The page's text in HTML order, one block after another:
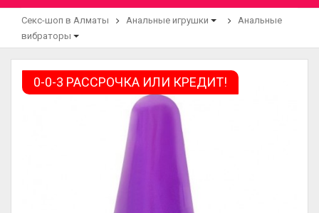
Секс-шоп в Алматы Анальные игрушки
Анальные
вибраторы
0-0-3 РАССРОЧКА ИЛИ КРЕДИТ!